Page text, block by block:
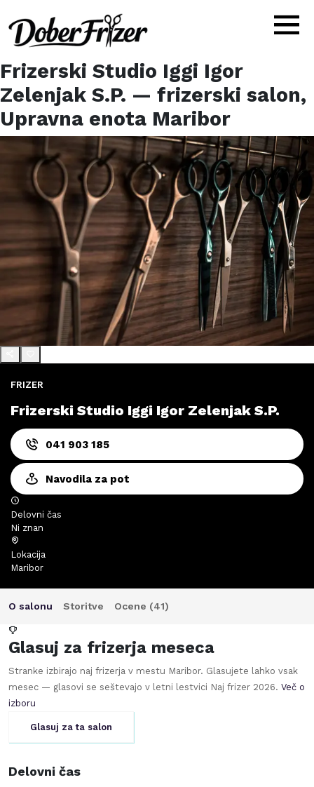
Frizerski Studio Iggi Igor
Zelenjak S.P. — frizerski salon,
Upravna enota Maribor
FRIZER
Frizerski Studio Iggi Igor Zelenjak S.P.
041 903 185
Navodila za pot
Delovni čas
Ni znan
Lokacija
Maribor
O salonu Storitve Ocene (41)
Glasuj za frizerja meseca
Stranke izbirajo naj frizerja v mestu Maribor. Glasujete lahko vsak
mesec — glasovi se seštevajo v letni lestvici Naj frizer 2026. Več o
izboru
Glasuj za ta salon
Delovni čas